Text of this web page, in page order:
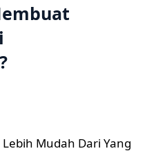
Mudah Dari Yang